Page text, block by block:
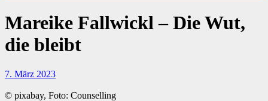
Mareike Fallwickl – Die Wut,
die bleibt
7. März 2023
© pixabay, Foto: Counselling